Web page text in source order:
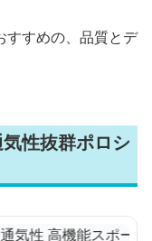
すすめの、品質とデ
性抜群ポロシ